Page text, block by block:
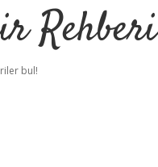
Rehberi
bul!